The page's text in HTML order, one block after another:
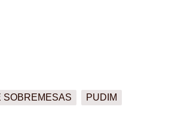
SOBREMESAS PUDIM